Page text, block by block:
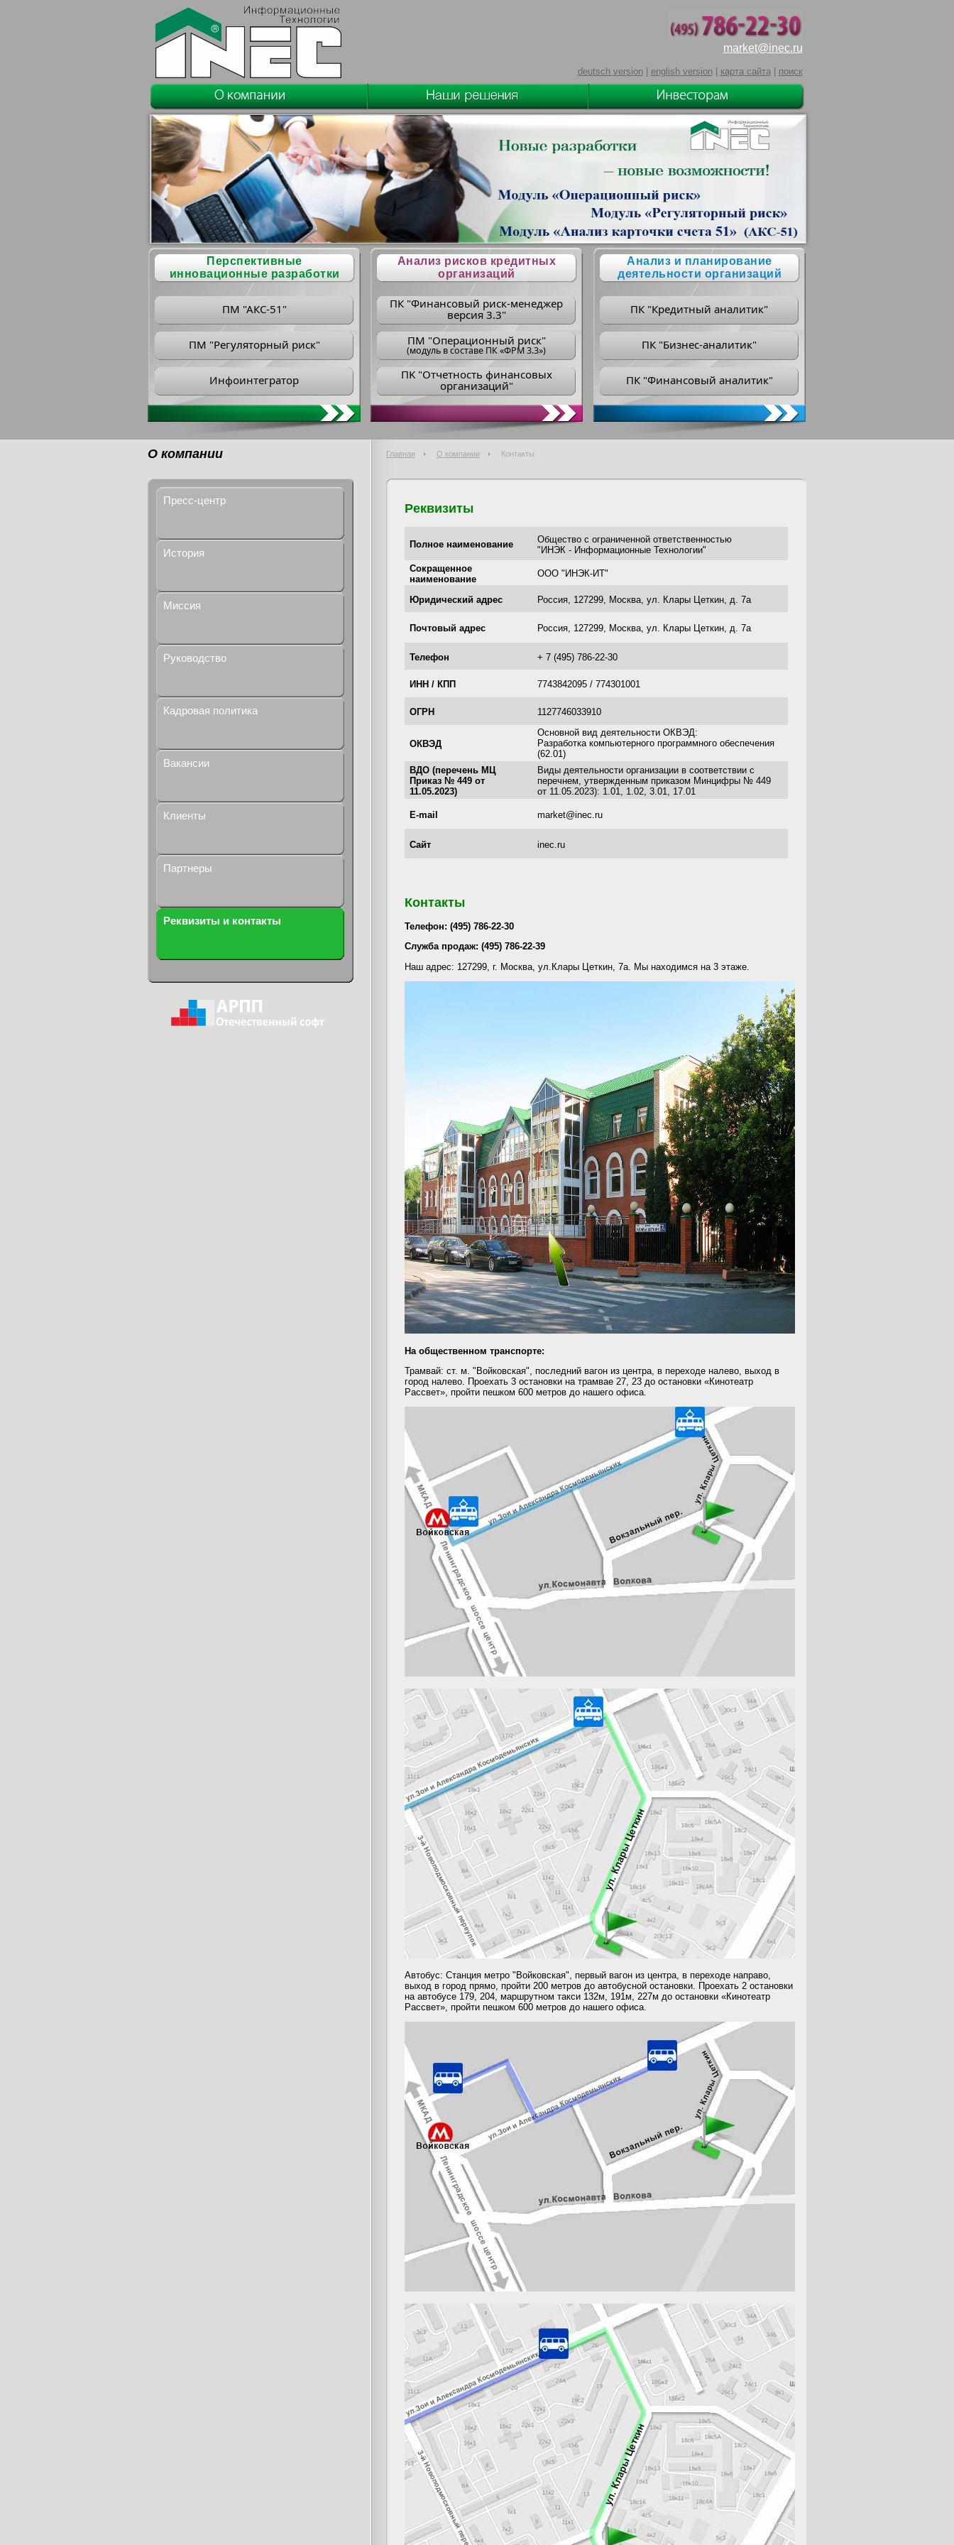
market@inec.ru
deutsch version| english version| карта сайта| поиск
Перспективные
инновационные разработки
ПМ "АКС-51"
ПМ "Регуляторный риск"
Инфоинтегратор
Анализ рисков кредитных
организаций
ПК "Финансовый риск-менеджер
версия 3.3"
ПM "Операционный риск"
(модуль в составе ПК «ФРМ 3.3»)
ПK "Отчетность финансовых
организаций"
Анализ и планирование
деятельности организаций
ПК "Кредитный аналитик"
ПК "Бизнес-аналитик"
ПК "Финансовый аналитик"
О компании Главная О компании Контакты
Пресс-центр
История
Миссия
Руководство
Кадровая политика
Вакансии
Клиенты
Партнеры
Реквизиты и контакты
Реквизиты
Полное наименование
Общество с ограниченной ответственностью
"ИНЭК - Информационные Технологии"
Сокращенное
наименование
ООО "ИНЭК-ИТ"
Юридический адрес Россия, 127299, Москва, ул. Клары Цеткин, д. 7а
Почтовый адрес Россия, 127299, Москва, ул. Клары Цеткин, д. 7а
Телефон + 7 (495) 786-22-30
ИНН / КПП 7743842095 / 774301001
ОГРН 1127746033910
ОКВЭД
Основной вид деятельности ОКВЭД:
Разработка компьютерного программного обеспечения
(62.01)
ВДО (перечень МЦ
Приказ № 449 от
11.05.2023)
Виды деятельности организации в соответствии с
перечнем, утвержденным приказом Минцифры № 449
от 11.05.2023): 1.01, 1.02, 3.01, 17.01
E-mail market@inec.ru
Сайт inec.ru
Контакты
Телефон: (495) 786-22-30
Служба продаж: (495) 786-22-39
Наш адрес: 127299, г. Москва, ул.Клары Цеткин, 7а. Мы находимся на 3 этаже.
На общественном транспорте:
Трамвай: ст. м. "Войковская", последний вагон из центра, в переходе налево, выход в
город налево. Проехать 3 остановки на трамвае 27, 23 до остановки «Кинотеатр
Рассвет», пройти пешком 600 метров до нашего офиса.
Автобус: Станция метро "Войковская", первый вагон из центра, в переходе направо,
выход в город прямо, пройти 200 метров до автобусной остановки. Проехать 2 остановки
на автобусе 179, 204, маршрутном такси 132м, 191м, 227м до остановки «Кинотеатр
Рассвет», пройти пешком 600 метров до нашего офиса.